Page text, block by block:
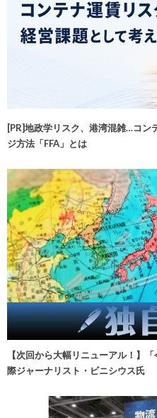
[PR]地政学リスク、港湾混雑…コン
ジ方法「FFA」とは
【次回から大幅リニューアル！】
際ジャーナリスト・ビニシウス氏